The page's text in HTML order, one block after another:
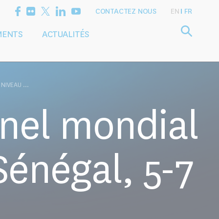
ACTUALITÉS
CONTACTEZ NOUS EN FR
NIVEAU ...
mondial
5-7